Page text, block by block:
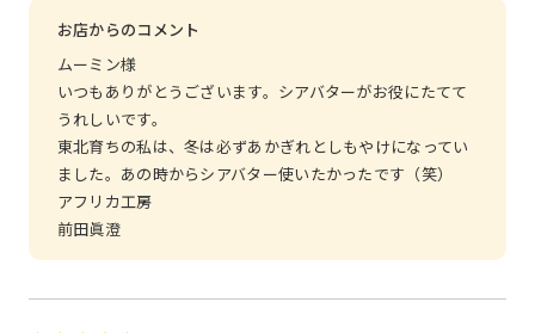
お店からのコメント
ムーミン様
いつもありがとうございます。シアバターがお役にたてて
うれしいです。
東北育ちの私は、冬は必ずあかぎれとしもやけになってい
ました。あの時からシアバター使いたかったです（笑）
アフリカ工房
前田眞澄